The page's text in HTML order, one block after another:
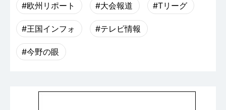
#欧州リポート #大会報道 #Tリーグ
#王国インフォ #テレビ情報
#今野の眼